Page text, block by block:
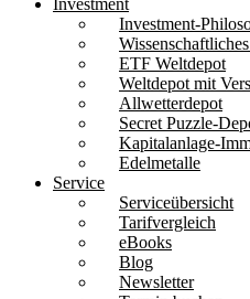
Investment
Investment-
ETF Weltdepot
Weltdepot mit
Allwetterdepot
Secret Puzzle-
Kapitalanlage-
Edelmetalle
Service
Serviceübersicht
Tarifvergleich
eBooks
Blog
Newsletter